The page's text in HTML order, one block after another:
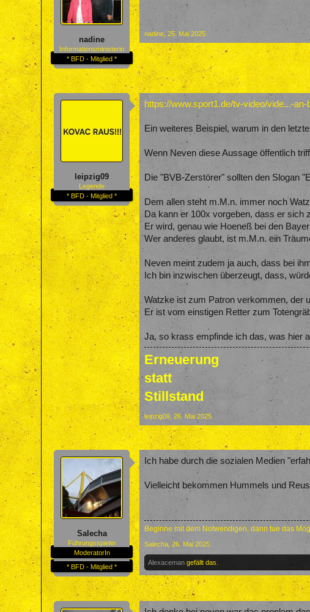
nadine
Informationsministerin
* BFD - Mitglied *
nadine , 25. Mai 2025
leipzig09
Legende
* BFD - Mitglied *
https://www.sport1.de/tv-video/vide...-
Ein weiteres Beispiel, warum in den
Wenn Neven diese Aussage öffentlich
Die "BVB-Zerstörer" sollten den Slogan
Dem allen steht m.M.n. immer noch
Da kann er 100x vorgeben, dass er sich
Er wird, genau wie Hoeneß bei den
Wer anderes glaubt, ist m.M.n. ein
Neven meint zudem ja auch, dass bei
Ich bin inzwischen überzeugt, dass,
Watzke ist zum Patron verkommen, der
Er ist vom einstigen Retter zum
Ja, so krass empfinde ich das, was hier
Erneuerung
statt
Stillstand
leipzig09 26. Mai 2025
Salecha
Führungsspieler
ModeratorIn
* BFD - Mitglied *
Ich habe durch die sozialen Medien
Vielleicht bekommen Hummels und
Beginne mit dem Notwendigen, dann tue das
Salecha 26. Mai 2025
Alexaceman gefällt das.